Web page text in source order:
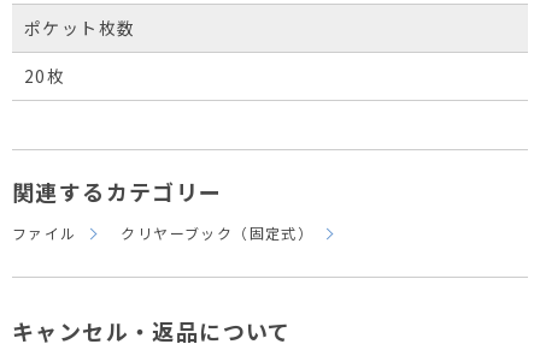
ポケット枚数
20枚
関連するカテゴリー
ファイル クリヤーブック（固定式）
キャンセル・返品について